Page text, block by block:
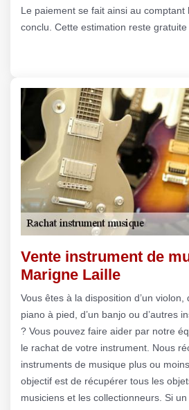
Le paiement se fait ainsi au comptant
conclu. Cette estimation reste
Vente instrument de
Marigne Laille
Vous êtes à la disposition d’un violon,
piano à pied, d’un banjo ou d’autres
? Vous pouvez faire aider par notre
le rachat de votre instrument. Nous
instruments de musique plus ou
objectif est de récupérer tous les
musiciens et les collectionneurs. Si